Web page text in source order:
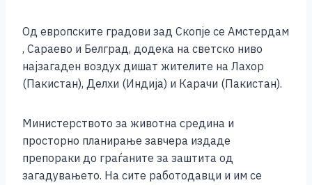
Од европските градови зад Скопје се Амстердам
, Сараево и Белград, додека на светско ниво
најзагаден воздух дишат жителите на Лахор
(Пакистан), Делхи (Индија) и Карачи (Пакистан).
Министерството за животна средина и
просторно планирање завчера издаде
препораки до граѓаните за заштита од
загадувањето. На сите работодавци и им се